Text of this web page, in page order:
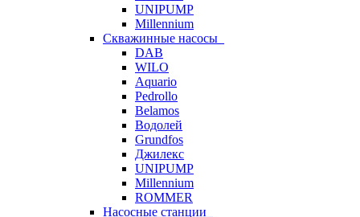
UNIPUMP
Millennium
Скважинные насосы
DAB
WILO
Aquario
Pedrollo
Belamos
Водолей
Grundfos
Джилекс
UNIPUMP
Millennium
ROMMER
Насосные станции